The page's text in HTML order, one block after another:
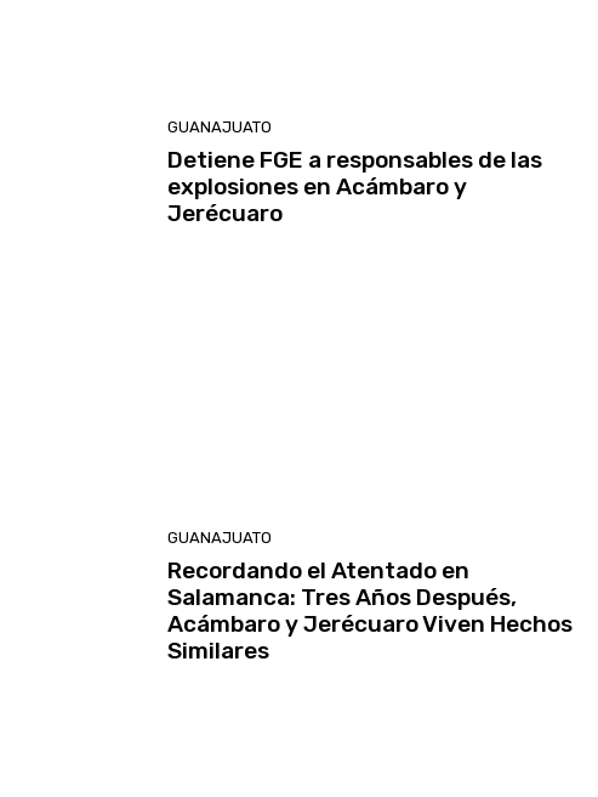
GUANAJUATO
Detiene FGE a responsables de las
explosiones en Acámbaro y
Jerécuaro
GUANAJUATO
Recordando el Atentado en
Salamanca: Tres Años Después,
Acámbaro y Jerécuaro Viven Hechos
Similares